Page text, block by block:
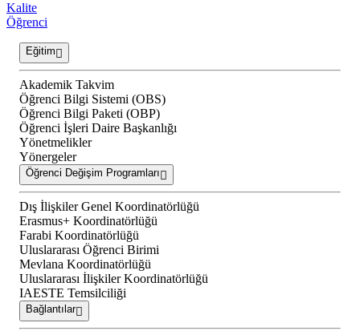
Kalite
Öğrenci
Eğitim
Akademik Takvim
Öğrenci Bilgi Sistemi (OBS)
Öğrenci Bilgi Paketi (OBP)
Öğrenci İşleri Daire Başkanlığı
Yönetmelikler
Yönergeler
Öğrenci Değişim Programları
Dış İlişkiler Genel Koordinatörlüğü
Erasmus+ Koordinatörlüğü
Farabi Koordinatörlüğü
Uluslararası Öğrenci Birimi
Mevlana Koordinatörlüğü
Uluslararası İlişkiler Koordinatörlüğü
IAESTE Temsilciliği
Bağlantılar